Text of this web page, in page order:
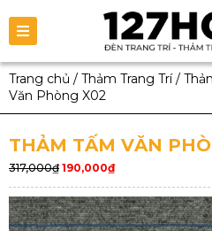
Trang chủ / Thảm Trang Trí/
Văn Phòng X02
THẢM TẤM VĂN
317,000₫ 190,000₫